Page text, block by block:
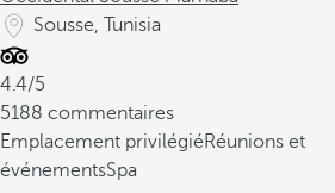
Sousse, Tunisia
4.4/5
5188 commentaires
Emplacement privilégiéRéunions et
événementsSpa